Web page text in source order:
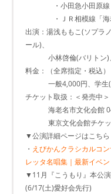
・小田急小田原線・
・ＪＲ相模線「海老
出演：湯浅ももこ(ソプラ
ール)、
小林啓倫(バリトン)、
料金：（全席指定・税込）
一般4,000円、学生
チケット取扱：＜発売中＞
海老名市文化会館
東京文化会館チケッ
▼公演詳細ページはこちら
・ えびかんクラシカルコ
レッタ名唱集｜最新イベ
▼11月『こうもり』本公
(6/17(土)愛好会先行)